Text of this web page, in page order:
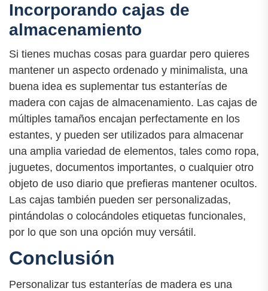
Incorporando cajas de
almacenamiento
Si tienes muchas cosas para guardar pero quieres
mantener un aspecto ordenado y minimalista, una
buena idea es suplementar tus estanterías de
madera con cajas de almacenamiento. Las cajas de
múltiples tamaños encajan perfectamente en los
estantes, y pueden ser utilizados para almacenar
una amplia variedad de elementos, tales como ropa,
juguetes, documentos importantes, o cualquier otro
objeto de uso diario que prefieras mantener ocultos.
Las cajas también pueden ser personalizadas,
pintándolas o colocándoles etiquetas funcionales,
por lo que son una opción muy versátil.
Conclusión
Personalizar tus estanterías de madera es una